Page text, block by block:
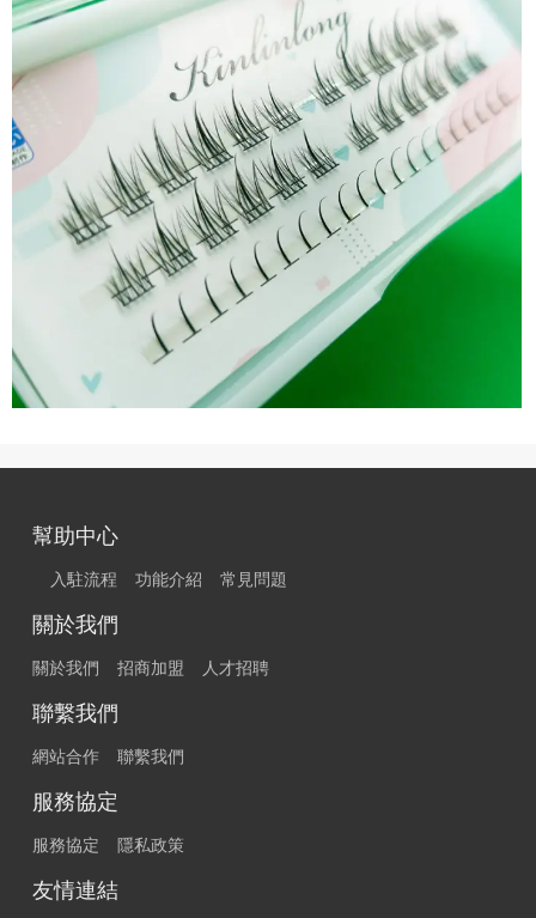
幫助中心
入駐流程 功能介紹 常見問題
關於我們
關於我們 招商加盟 人才招聘
聯繫我們
網站合作 聯繫我們
服務協定
服務協定 隱私政策
友情連結